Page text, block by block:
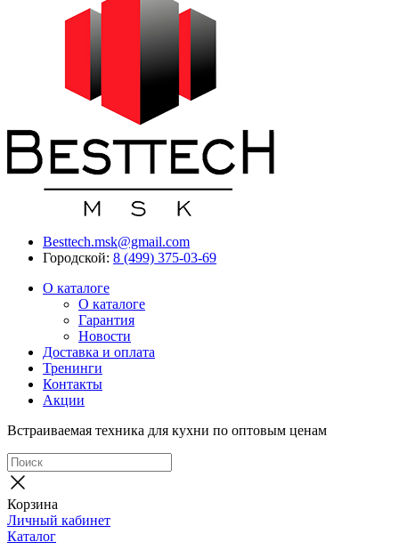
Besttech.msk@gmail.com
Городской: 8 (499) 375-03-69
О каталоге
О каталоге
Гарантия
Новости
Доставка и оплата
Тренинги
Контакты
Акции
Встраиваемая техника для кухни по оптовым ценам
Корзина
Личный кабинет
Каталог